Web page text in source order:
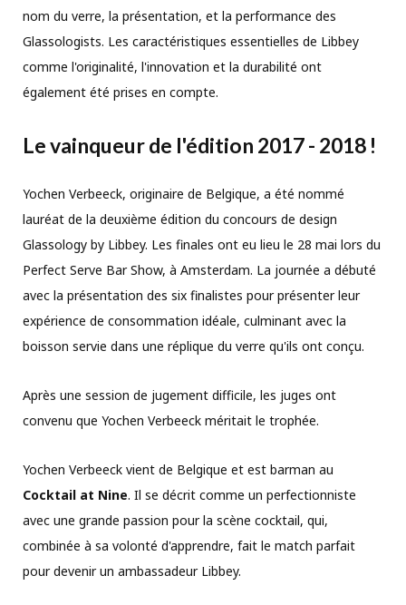
nom du verre, la présentation, et la performance des
Glassologists. Les caractéristiques essentielles de Libbey
comme l'originalité, l'innovation et la durabilité ont
également été prises en compte.
Le vainqueur de l'édition 2017 - 2018 !
Yochen Verbeeck, originaire de Belgique, a été nommé
lauréat de la deuxième édition du concours de design
Glassology by Libbey. Les finales ont eu lieu le 28 mai lors du
Perfect Serve Bar Show, à Amsterdam. La journée a débuté
avec la présentation des six finalistes pour présenter leur
expérience de consommation idéale, culminant avec la
boisson servie dans une réplique du verre qu'ils ont conçu.
Après une session de jugement difficile, les juges ont
convenu que Yochen Verbeeck méritait le trophée.
Yochen Verbeeck vient de Belgique et est barman au
Cocktail at Nine. Il se décrit comme un perfectionniste
avec une grande passion pour la scène cocktail, qui,
combinée à sa volonté d'apprendre, fait le match parfait
pour devenir un ambassadeur Libbey.